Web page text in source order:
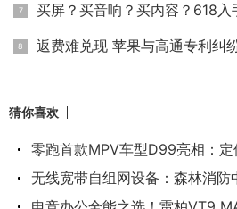
买屏？买音响？买内容？618入
返费难兑现 苹果与高通专利纠
猜你喜欢
零跑首款MPV车型D99亮相：
无线宽带自组网设备：森林消防